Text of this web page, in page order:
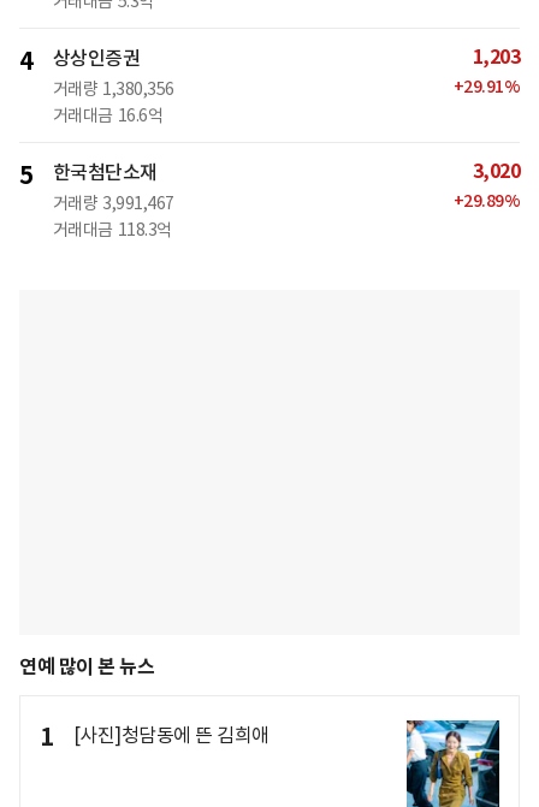
4 상상인증권
거래량 1,380,356
거래대금 16.6억
1,203
+29.91%
5 한국첨단소재
거래량 3,991,467
거래대금 118.3억
3,020
+29.89%
연예 많이 본 뉴스
1 [사진]청담동에 뜬 김희애